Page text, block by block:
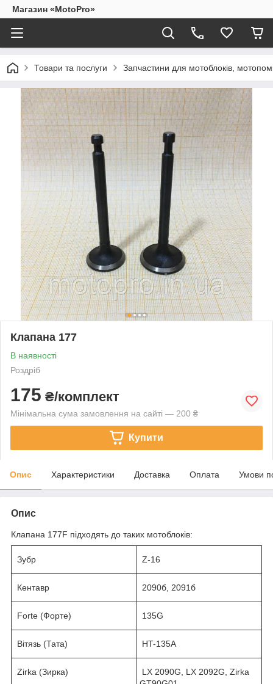
Магазин «MotoPro»
Товари та послуги Запчастини для мотоблоків,
Клапана 177
В наявності
Роздріб
175 ₴/комплект
Мінімальна сума замовлення на сайті — 200 ₴
Купити
Опис Характеристики Доставка Оплата Умови
Опис
Клапана 177F підходять до таких мотоблоків:
Зубр Z-16
Кентавр 2090б, 2091б
Forte (Форте) 135G
Вітязь (Тата) HT-135А
Zirka (Зирка)
LX 2090G, LX 2092G, Zirka